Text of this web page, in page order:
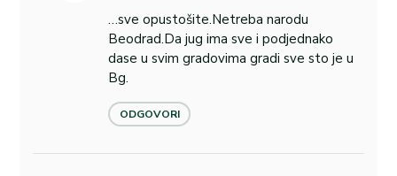
…sve opustošite.Netreba narodu
Beodrad.Da jug ima sve i podjednako
dase u svim gradovima gradi sve sto je u
Bg.
ODGOVORI